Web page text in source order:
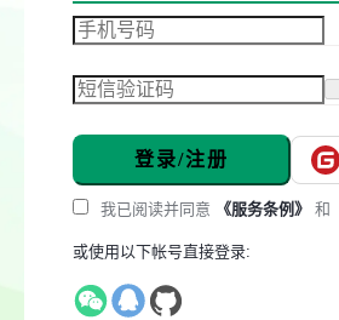
登录/注册
我已阅读并同意 《服务条例》 和
或使用以下帐号直接登录: